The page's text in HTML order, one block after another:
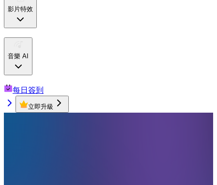
影片特效
音樂 AI
每日簽到
立即升級